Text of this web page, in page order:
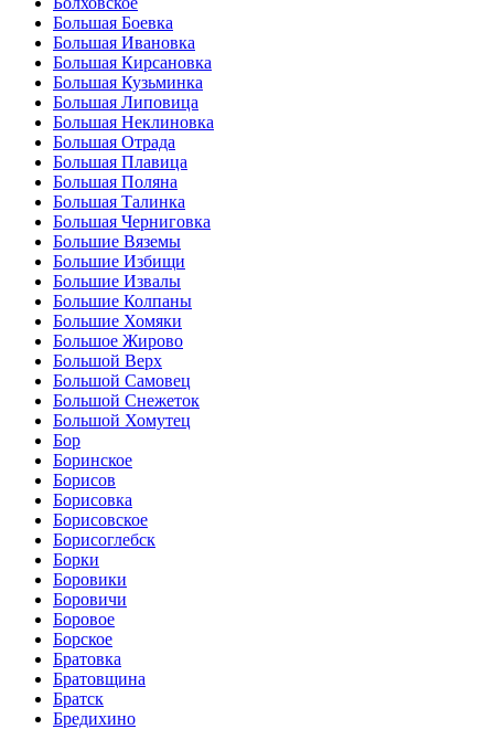
Большая Боевка
Большая Ивановка
Большая Кирсановка
Большая Кузьминка
Большая Липовица
Большая Неклиновка
Большая Отрада
Большая Плавица
Большая Поляна
Большая Талинка
Большая Черниговка
Большие Вяземы
Большие Избищи
Большие Извалы
Большие Колпаны
Большие Хомяки
Большое Жирово
Большой Верх
Большой Самовец
Большой Снежеток
Большой Хомутец
Бор
Боринское
Борисов
Борисовка
Борисовское
Борисоглебск
Борки
Боровики
Боровичи
Боровое
Борское
Братовка
Братовщина
Братск
Бредихино